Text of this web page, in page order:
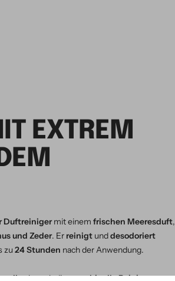
EXTREM
Duftreinigermit einemfrischen Meeresduft,
und Zeder. Er reinigt unddesodoriert
zu24 Stunden nach der Anwendung.
als auch diemaschinelle Reinigung.